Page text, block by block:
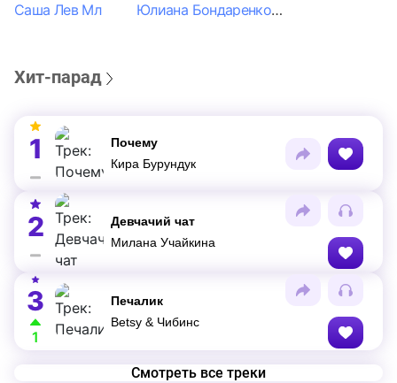
Саша Лев Мл Юлиана Бондаренко & Амелия Колпакова & Егор Егоров & Валерия Шевченко & Ксюша Косичкина
Хит-парад
1
Почему
Кира Бурундук
2
Девчачий чат
Милана Учайкина
3
1
Печалик
Betsy & Чибинс
Смотреть все треки